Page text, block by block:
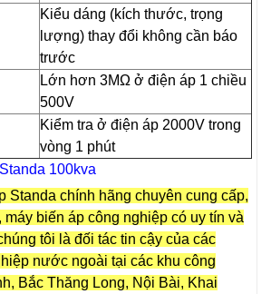
Kiểu dáng (kích thước, trọng
lượng) thay đổi không cần báo
trước
Lớn hơn 3MΩ ở điện áp 1 chiều
500V
Kiểm tra ở điện áp 2000V trong
vòng 1 phút
100kva
Standa chính hãng chuyên cung cấp,
máy biến áp công nghiệp có uy tín và
tôi là đối tác tin cậy của các
nước ngoài tại các khu công
Bắc Thăng Long, Nội Bài, Khai